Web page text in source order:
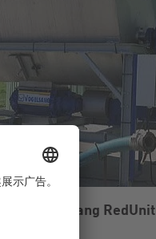
Vogelsang RedUnit